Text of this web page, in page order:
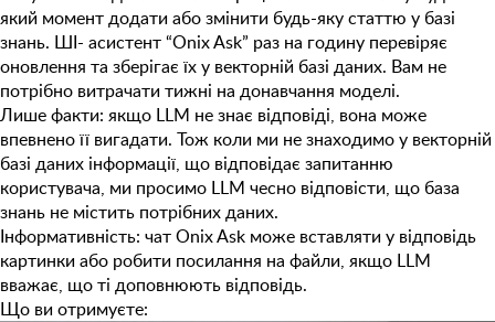
який момент додати або змінити будь-яку статтю у базі
знань. ШІ- асистент “Onix Ask” раз на годину перевіряє
оновлення та зберігає їх у векторній базі даних. Вам не
потрібно витрачати тижні на донавчання моделі.
Лише факти: якщо LLM не знає відповіді, вона може
впевнено її вигадати. Тож коли ми не знаходимо у векторній
базі даних інформації, що відповідає запитанню
користувача, ми просимо LLM чесно відповісти, що база
знань не містить потрібних даних.
Інформативність: чат Onix Ask може вставляти у відповідь
картинки або робити посилання на файли, якщо LLM
вважає, що ті доповнюють відповідь.
Що ви отримуєте: